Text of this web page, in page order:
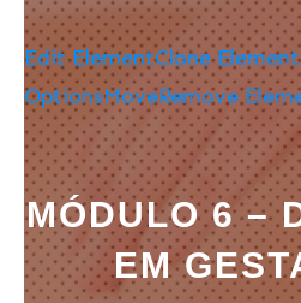
Edit ElementClone Element
OptionsMoveRemove
MÓDULO 6 –
EM